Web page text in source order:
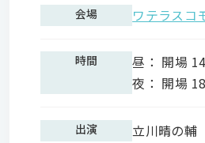
会場 ワテラスコ
時間
昼： 開場
夜： 開場
出演 立川晴の輔